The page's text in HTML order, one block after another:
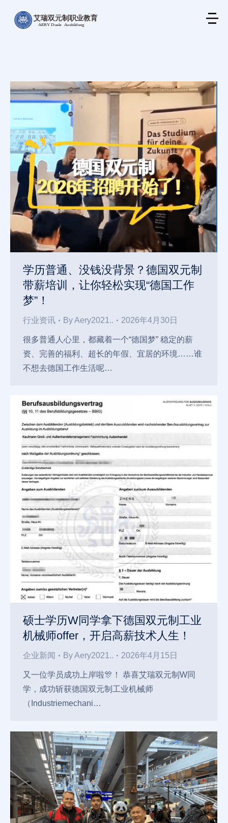
学历普通、没钱没背景？德国双元制
带薪培训，让你轻松实现“德国工作
梦”！
行业资讯 ByAery2021.. 2026年4月30日
很多普通人心里，都藏着一个“德国梦” 稳定的薪
资、完善的福利、超长的年假、宜居的环境……谁
不想去德国工作生活呢…
硕士学历W同学拿下德国双元制工业
机械师offer，开启高薪技术人生！
企业新闻 ByAery2021.. 2026年4月15日
又一位学员成功上岸啦🎊！ 恭喜艾瑞双元制W同
学，成功斩获德国双元制工业机械师
（Industriemechani…